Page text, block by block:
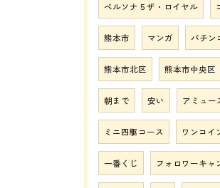
ペルソナ５ザ・ロイヤル
熊本市 マンガ パチン
熊本市北区 熊本市中央区
朝まで 安い アミュー
ミニ四駆コース ワンコイ
一番くじ フォロワーキャ